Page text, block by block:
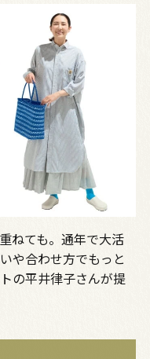
ねても。通年で大活
や合わせ方でもっと
の平井律子さんが提